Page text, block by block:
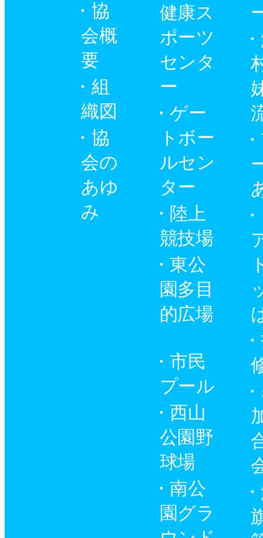
協
会概
要
組
織図
協
会の
あゆ
み
健康ス
ポーツ
センタ
ー
ゲー
トボー
ルセン
ター
陸上
競技場
東公
園多目
的広場
市民
プール
西山
公園野
球場
南公
園グラ